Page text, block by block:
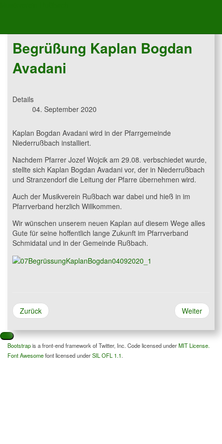
Begrüßung Kaplan Bogdan
Avadani
Details
04. September 2020
Kaplan Bogdan Avadani wird in der Pfarrgemeinde
Niederrußbach installiert.
Nachdem Pfarrer Jozef Wojcik am 29.08. verbschiedet wurde,
stellte sich Kaplan Bogdan Avadani vor, der in Niederrußbach
und Stranzendorf die Leitung der Pfarre übernehmen wird.
Auch der Musikverein Rußbach war dabei und hieß in im
Pfarrverband herzlich Willkommen.
Wir wünschen unserem neuen Kaplan auf diesem Wege alles
Gute für seine hoffentlich lange Zukunft im Pfarrverband
Schmidatal und in der Gemeinde Rußbach.
Zurück Weiter
Bootstrapis a front-end framework of Twitter, Inc. Code licensed underMIT License.
Font Awesomefont licensed underSIL OFL 1.1.